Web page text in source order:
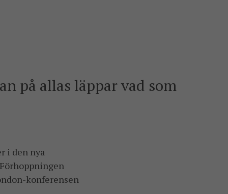
på allas läppar vad som
i den nya
konferensen